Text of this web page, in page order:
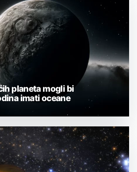
planeta mogli bi
imati oceane